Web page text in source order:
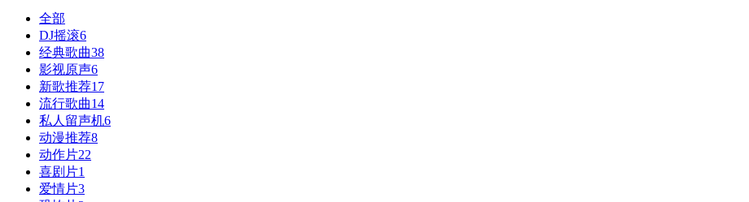
全部
DJ摇滚6
经典歌曲38
影视原声6
新歌推荐17
流行歌曲14
私人留声机6
动漫推荐8
动作片22
喜剧片1
爱情片3